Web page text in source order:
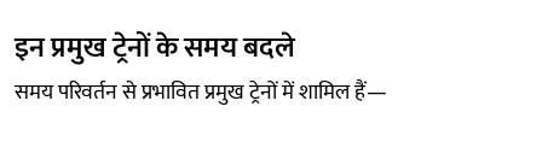
इन प्रमुख ट्रेनों के समय बदले
समय परिवर्तन से प्रभावित प्रमुख ट्रेनों में शामिल हैं—